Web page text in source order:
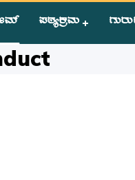
ಪಠ್ಯಕ್ರಮ
»Group III»Human Values»